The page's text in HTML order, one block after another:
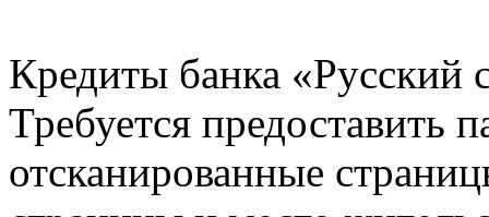
Кредиты банка «Русский
Требуется предоставить
отсканированные